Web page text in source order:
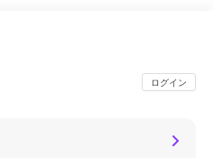
ログイン